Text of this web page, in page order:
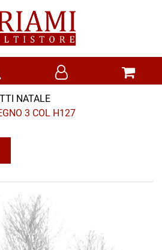
NATALE
3 COL H127